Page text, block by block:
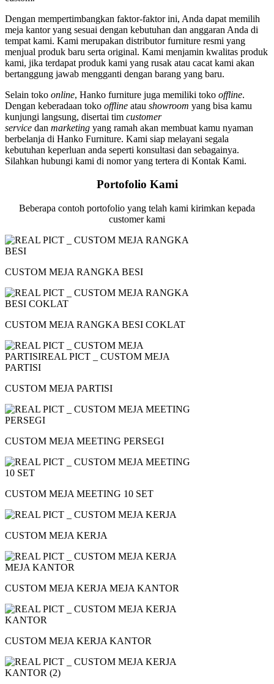
Dengan mempertimbangkan faktor-faktor ini, Anda dapat memilih
meja kantor yang sesuai dengan kebutuhan dan anggaran Anda di
tempat kami. Kami merupakan distributor furniture resmi yang
menjual produk baru serta original. Kami menjamin kwalitas produk
kami, jika terdapat produk kami yang rusak atau cacat kami akan
bertanggung jawab mengganti dengan barang yang baru.
Selain toko online, Hanko furniture juga memiliki toko offline.
Dengan keberadaan toko offline atau showroom yang bisa kamu
kunjungi langsung, disertai tim customer
service dan marketing yang ramah akan membuat kamu nyaman
berbelanja di Hanko Furniture. Kami siap melayani segala
kebutuhan keperluan anda seperti konsultasi dan sebagainya.
Silahkan hubungi kami di nomor yang tertera di Kontak Kami.
Portofolio Kami
Beberapa contoh portofolio yang telah kami kirimkan kepada
customer kami
CUSTOM MEJA RANGKA BESI
CUSTOM MEJA RANGKA BESI COKLAT
CUSTOM MEJA PARTISI
CUSTOM MEJA MEETING PERSEGI
CUSTOM MEJA MEETING 10 SET
CUSTOM MEJA KERJA
CUSTOM MEJA KERJA MEJA KANTOR
CUSTOM MEJA KERJA KANTOR